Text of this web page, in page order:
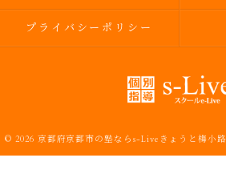
プライバシーポリシー
© 2026 京都府京都市の塾ならs-Liveきょうと梅小